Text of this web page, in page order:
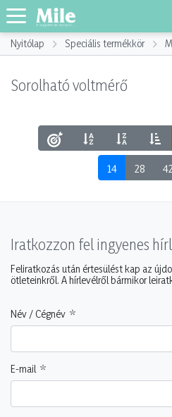
Nyitólap Speciális termékkör
Sorolható voltmérő
14 28 42
Iratkozzon fel ingyenes
Feliratkozás után értesülést kap az
ötleteinkről. A hírlevélről bármikor
Név / Cégnév
E-mail